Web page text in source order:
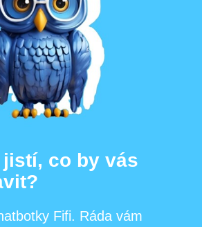
co by vás
Fifi. Ráda vám